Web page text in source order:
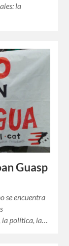
la
Guasp
se encuentra
la política, la…